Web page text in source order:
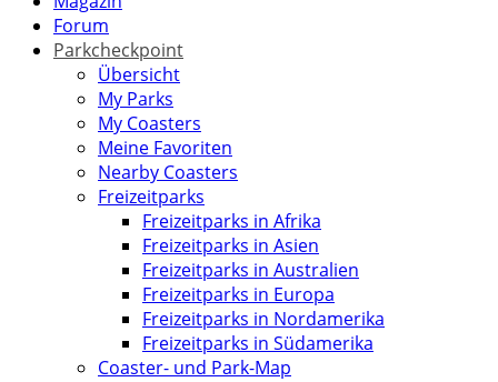
Forum
Parkcheckpoint
Übersicht
My Parks
My Coasters
Meine Favoriten
Nearby Coasters
Freizeitparks
Freizeitparks in Afrika
Freizeitparks in Asien
Freizeitparks in Australien
Freizeitparks in Europa
Freizeitparks in Nordamerika
Freizeitparks in Südamerika
Coaster- und Park-Map